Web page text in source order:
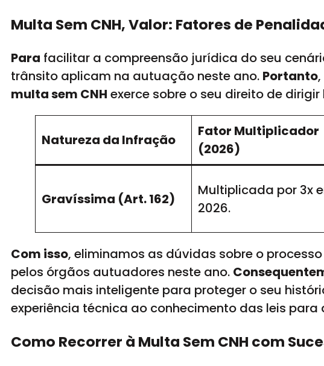
Multa Sem CNH, Valor: Fatores de
Para facilitar a compreensão jurídica do seu
trânsito aplicam na autuação neste ano. Portanto
multa sem CNH exerce sobre o seu direito de dirigir
Natureza da Infração
Fator Multiplicador
(2026)
Gravíssima (Art. 162)
Multiplicada por 3x
2026.
Com isso, eliminamos as dúvidas sobre o
pelos órgãos autuadores neste ano.
decisão mais inteligente para proteger o seu
experiência técnica ao conhecimento das leis
Como Recorrer à Multa Sem CNH com